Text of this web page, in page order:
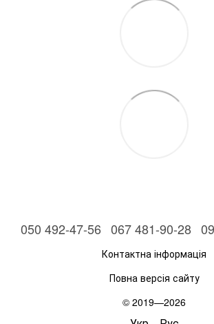
050 492-47-56 067 481-90-28
Контактна інформація
Повна версія сайту
© 2019—2026